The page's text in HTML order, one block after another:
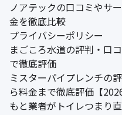
ノアテックの口コミやサ
金を徹底比較
プライバシーポリシー
まごころ水道の評判・口
で徹底評価
ミスターパイプレンチの
ら料金まで徹底評価【
もと業者がトイレつまり